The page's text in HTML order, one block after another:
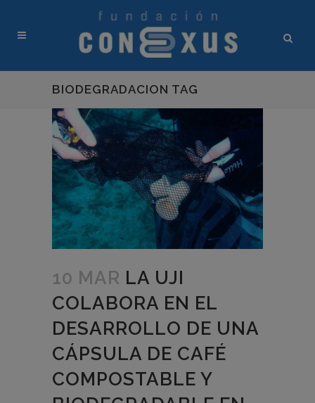
BIODEGRADACION TAG
10 MAR LA UJI
COLABORA EN EL
DESARROLLO DE UNA
CÁPSULA DE CAFÉ
COMPOSTABLE Y